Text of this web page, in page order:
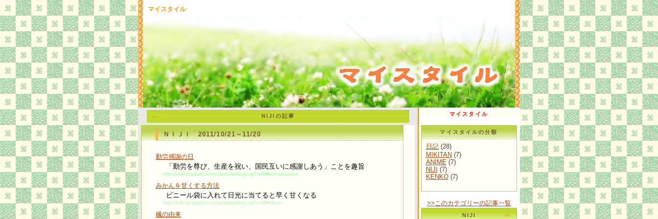
マイスタイル
<< NIJIの記事
ＮＩＪＩ 2011/10/21～11/20
勤労感謝の日
「勤労を尊び、生産を祝い、国民互いに感謝しあう」ことを趣旨
http://miki.pcspalm.com/rainbow/blog.cgi?n=9#kinroukansya
みかんを甘くする方法
ビニール袋に入れて日光に当てると早く甘くなる
http://miki.pcspalm.com/rainbow/blog.cgi?n=8#mikan
楓の由来
マイスタイル
マイスタイルの分類
日記(28)
MIKITAN (7)
ANIME(7)
NIJI (7)
KENKO(7)
>>このカテゴリーの記事一覧
NIJI >>